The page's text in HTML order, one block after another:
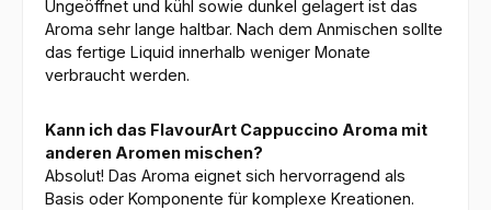
Ungeöffnet und kühl sowie dunkel gelagert ist das
Aroma sehr lange haltbar. Nach dem Anmischen sollte
das fertige Liquid innerhalb weniger Monate
verbraucht werden.
Kann ich das FlavourArt Cappuccino Aroma mit
anderen Aromen mischen?
Absolut! Das Aroma eignet sich hervorragend als
Basis oder Komponente für komplexe Kreationen.